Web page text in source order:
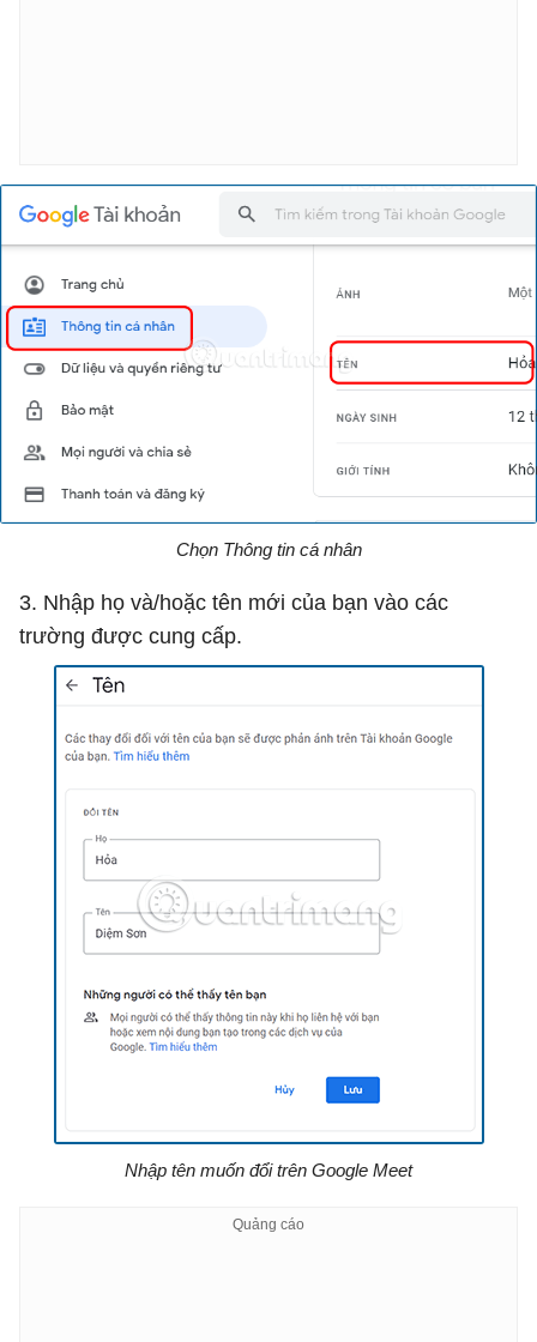
Chọn Thông tin cá nhân
3. Nhập họ và/hoặc tên mới của bạn vào các
trường được cung cấp.
Nhập tên muốn đổi trên Google Meet